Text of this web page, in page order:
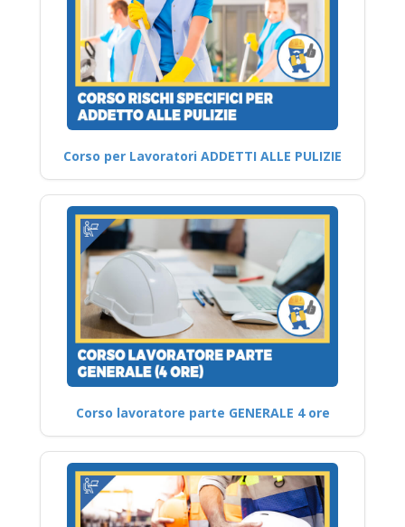
Corso per Lavoratori ADDETTI ALLE PULIZIE
Corso lavoratore parte GENERALE 4 ore